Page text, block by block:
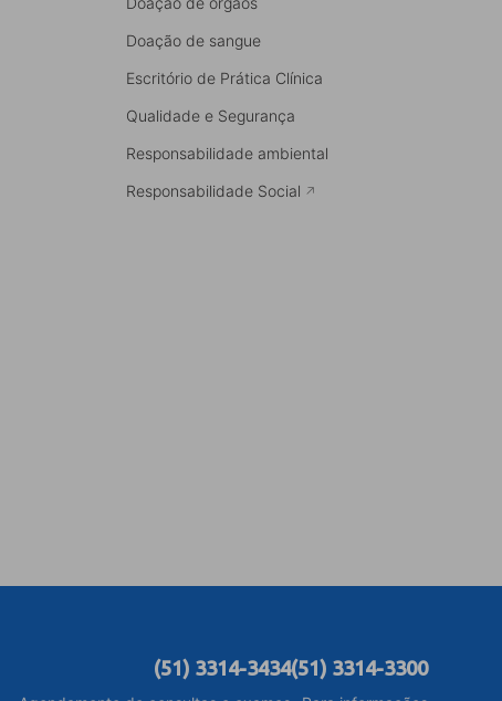
Doação de sangue
Escritório de Prática Clínica
Qualidade e Segurança
Responsabilidade ambiental
Responsabilidade Social
(51) 3314-3434(51) 3314-3300